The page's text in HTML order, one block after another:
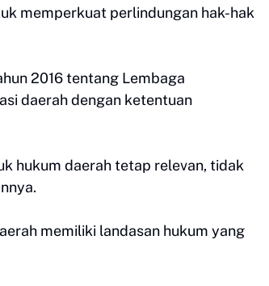
memperkuat perlindungan hak-hak
2016 tentang Lembaga
daerah dengan ketentuan
hukum daerah tetap relevan, tidak
memiliki landasan hukum yang